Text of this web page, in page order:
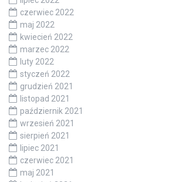
czerwiec 2022
maj 2022
kwiecień 2022
marzec 2022
luty 2022
styczeń 2022
grudzień 2021
listopad 2021
październik 2021
wrzesień 2021
sierpień 2021
lipiec 2021
czerwiec 2021
maj 2021